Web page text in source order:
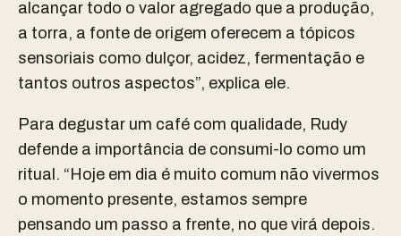
alcançar todo o valor agregado que a produção,
a torra, a fonte de origem oferecem a tópicos
sensoriais como dulçor, acidez, fermentação e
tantos outros aspectos”, explica ele.
Para degustar um café com qualidade, Rudy
defende a importância de consumi-lo como um
ritual. “Hoje em dia é muito comum não vivermos
o momento presente, estamos sempre
pensando um passo a frente, no que virá depois.